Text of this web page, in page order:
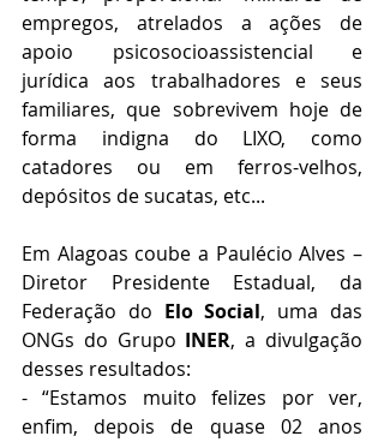
empregos, atrelados a ações de
apoio psicosocioassistencial e
jurídica aos trabalhadores e seus
familiares, que sobrevivem hoje de
forma indigna do LIXO, como
catadores ou em ferros-velhos,
depósitos de sucatas, etc...
Em Alagoas coube a Paulécio Alves –
Diretor Presidente Estadual, da
Federação do Elo Social, uma das
ONGs do Grupo INER, a divulgação
desses resultados:
- “Estamos muito felizes por ver,
enfim, depois de quase 02 anos